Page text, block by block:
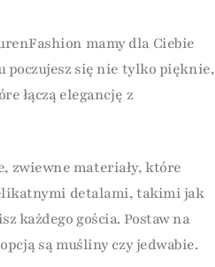
mamy dla Ciebie
poczujesz się nie tylko pięknie,
łączą elegancję z
zwiewne materiały, które
detalami, takimi jak
każdego gościa. Postaw na
są muśliny czy jedwabie.